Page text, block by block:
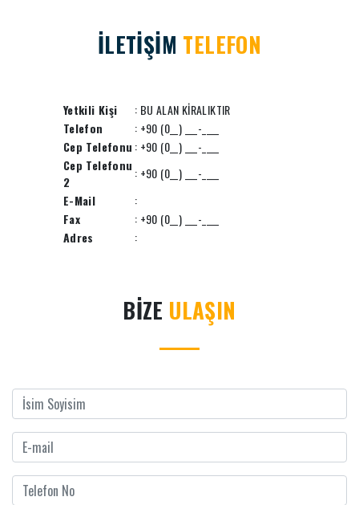
İLETİŞİM TELEFON
Yetkili Kişi
: BU ALAN KİRALIKTIR
Telefon
: +90 (0__) ___-____
Cep Telefonu : +90 (0__) ___-____
Cep Telefonu
2
: +90 (0__) ___-____
E-Mail
:
Fax
: +90 (0__) ___-____
Adres
:
BİZE ULAŞIN